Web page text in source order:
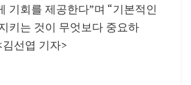
기회를 제공한다”며 “기본적인
키는 것이 무엇보다 중요하
선엽 기자>